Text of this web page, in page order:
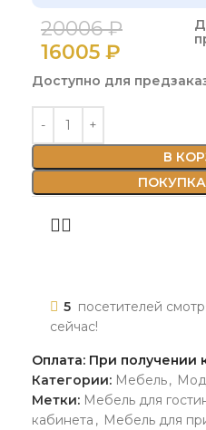
20006₽
16005 ₽
Доступно для
В
ПОКУПКА
5 посетителей
сейчас!
Оплата: При получении
Категории: Мебель,
Метки: Мебель для
кабинета , Мебель для